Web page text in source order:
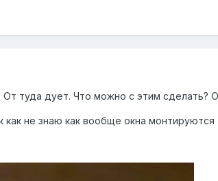
туда дует. Что можно с этим сделать?
как не знаю как вообще окна монтируются